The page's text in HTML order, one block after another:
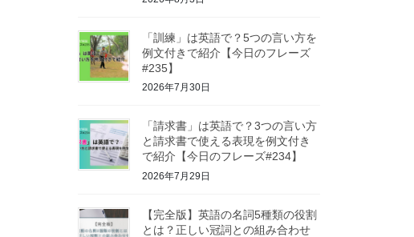
「訓練」は英語で？5つの言い方を
例文付きで紹介【今日のフレーズ
#235】
2026年7月30日
「請求書」は英語で？3つの言い方
と請求書で使える表現を例文付き
で紹介【今日のフレーズ#234】
2026年7月29日
【完全版】英語の名詞5種類の役割
とは？正しい冠詞との組み合わせ